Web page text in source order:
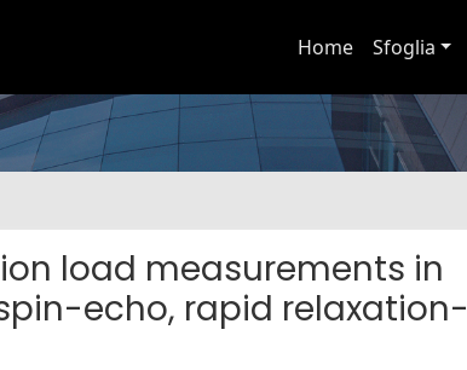
Home Sfoglia
load measurements in
echo, rapid relaxation-